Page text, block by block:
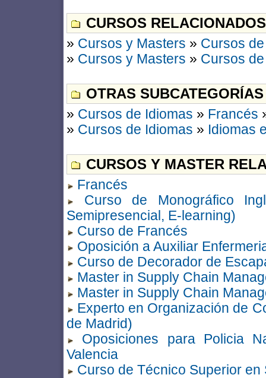
CURSOS
» Cursos y Masters » Cursos
» Cursos y Masters » Cursos
OTRAS
» Cursos de Idiomas » Francés
» Cursos de Idiomas » Idiomas
CURSOS Y MASTER
Francés
Curso de Monográfico
Semipresencial, E-learning)
Curso de Francés
Oposición a Auxiliar
Curso de Decorador de
Master in Supply Chain
Master in Supply Chain
Experto en Organización de
de Madrid)
Oposiciones para Policia
Valencia
Curso de Técnico Superior en